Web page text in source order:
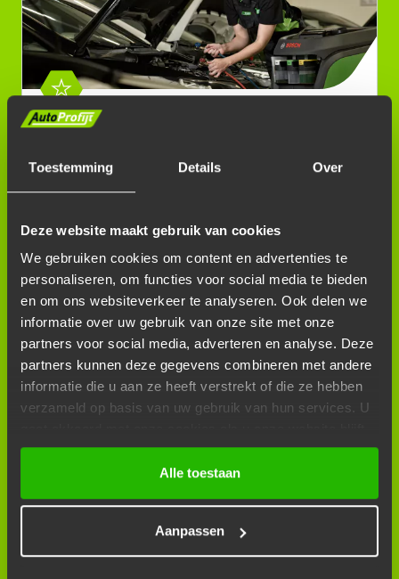
Toestemming Details Over
Deze website maakt gebruik van cookies
We gebruiken cookies om content en advertenties te
personaliseren, om functies voor social media te bieden
en om ons websiteverkeer te analyseren. Ook delen we
informatie over uw gebruik van onze site met onze
partners voor social media, adverteren en analyse. Deze
partners kunnen deze gegevens combineren met andere
informatie die u aan ze heeft verstrekt of die ze hebben
verzameld op basis van uw gebruik van hun services. U
gebruiken.
Alle toestaan
Aanpassen
AIRCOSERVICE R134A
AIRCOSERVICE R1234YF